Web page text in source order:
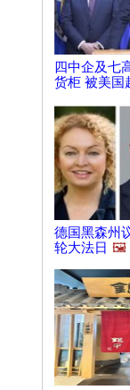
四中企及七
货柜 被美国
德国黑森州
轮大法日 🖼️